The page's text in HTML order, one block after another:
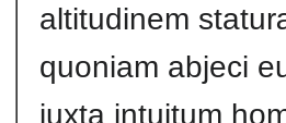
altitudinem
quoniam abjeci
juxta intuitum